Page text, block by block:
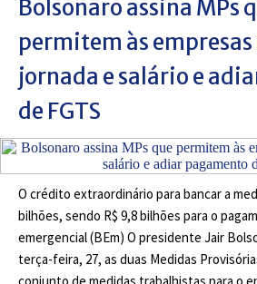
Bolsonaro assina MPs
permitem às
jornada e salário e
de FGTS
O crédito extraordinário para bancar a
bilhões, sendo R$ 9,8 bilhões para o
emergencial (BEm) O presidente Jair
terça-feira, 27, as duas Medidas